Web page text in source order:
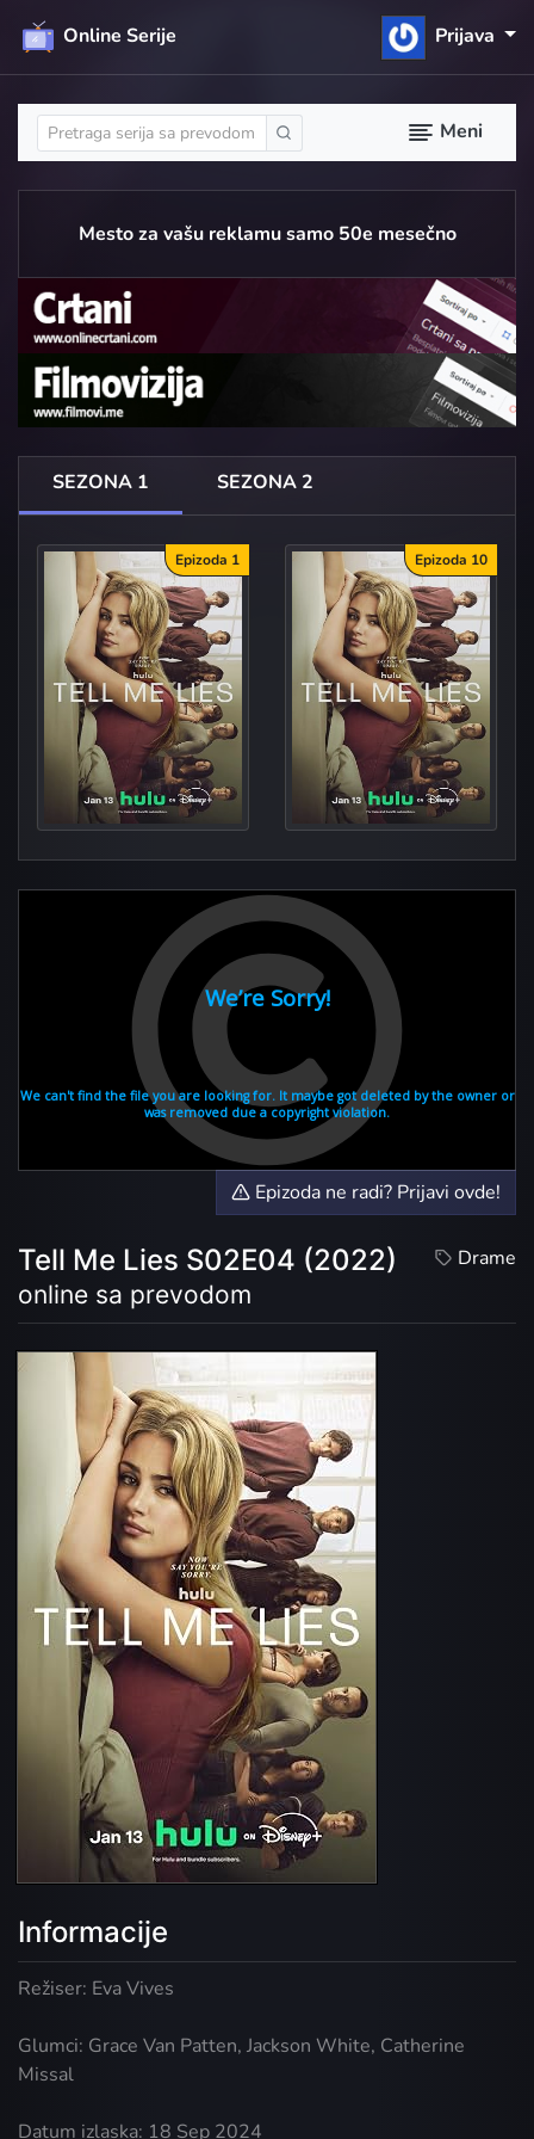
Online Serije Prijava
Meni
Mesto za vašu reklamu samo 50e mesečno
SEZONA 1 SEZONA 2
Epizoda 1
Lightning
Epizoda 10
The Bedrooms of Our
Epizoda ne radi? Prijavi ovde!
Drame
Tell Me Lies S02E04 (2022)
online sa prevodom
Informacije
Režiser: Eva Vives
Glumci: Grace Van Patten, Jackson White, Catherine
Missal
Datum izlaska: 18 Sep 2024